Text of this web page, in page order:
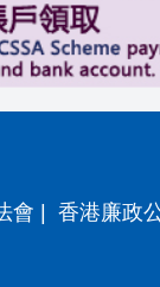
會 香港廉政